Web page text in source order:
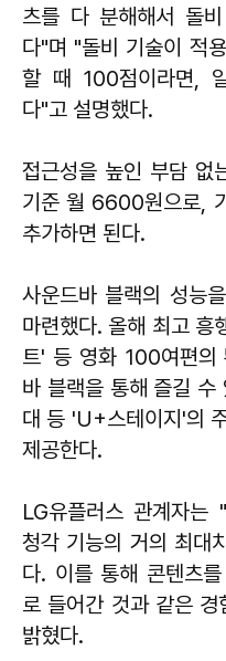
츠를 다 분해해서 돌
다"며 "돌비 기술이 적
할 때 100점이라면,
다"고 설명했다.
접근성을 높인 부담 없
기준 월 6600원으로,
추가하면 된다.
사운드바 블랙의 성능
마련했다. 올해 최고 흥
트' 등 영화 100여편의
바 블랙을 통해 즐길 수
대 등 'U+스테이지'의
제공한다.
LG유플러스 관계자는
청각 기능의 거의 최대
다. 이를 통해 콘텐츠
로 들어간 것과 같은
밝혔다.